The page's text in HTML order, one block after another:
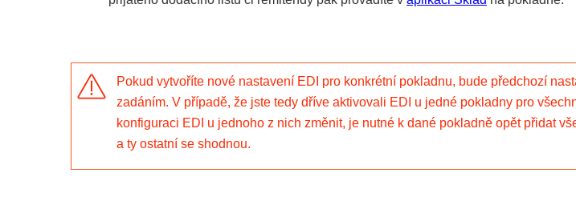
Pokud vytvoříte nové nastavení EDI pro konkrétní pokladnu, bude předchozí
zadáním. V případě, že jste tedy dříve aktivovali EDI u jedné pokladny pro
konfiguraci EDI u jednoho z nich změnit, je nutné k dané pokladně opět přidat
a ty ostatní se shodnou.